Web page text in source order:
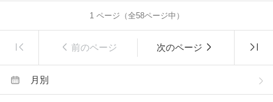
1ページ（全58ページ中）
前のページ 次のページ
月別